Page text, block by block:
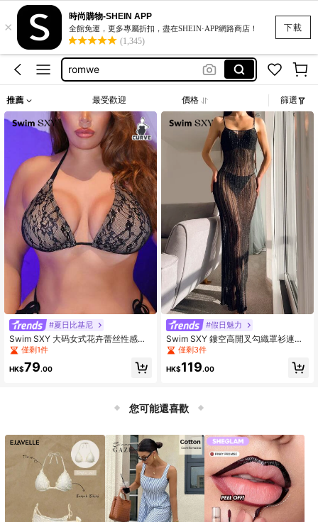
下載
×
時尚購物-SHEIN APP
全館免運，更多專屬折扣，盡在SHEIN·APP網路商店！
(1,345)
bikini
motf
romwe
white dress for women
bikini
motf
推薦 最受歡迎 價格 篩選
#夏日比基尼
Swim SXY 大码女式花卉蕾丝性感吊
带比基尼上衣
僅剩1件
HK$79.00
#假日魅力
Swim SXY 鏤空高開叉勾織罩衫連衣
裙不附帶比基尼套裝
僅剩3件
HK$119.00
您可能還喜歡